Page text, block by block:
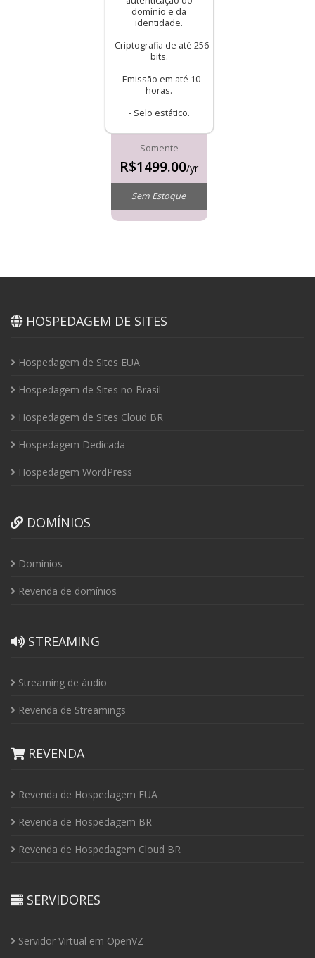
domínio e da
identidade.
- Criptografia de até 256
bits.
- Emissão em até 10
horas.
- Selo estático.
Somente
R$1499.00/yr
Sem Estoque
HOSPEDAGEM DE SITES
Hospedagem de Sites EUA
Hospedagem de Sites no Brasil
Hospedagem de Sites Cloud BR
Hospedagem Dedicada
Hospedagem WordPress
DOMÍNIOS
Domínios
Revenda de domínios
STREAMING
Streaming de áudio
Revenda de Streamings
REVENDA
Revenda de Hospedagem EUA
Revenda de Hospedagem BR
Revenda de Hospedagem Cloud BR
SERVIDORES
Servidor Virtual em OpenVZ